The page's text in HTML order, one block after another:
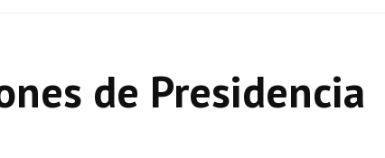
de Presidencia